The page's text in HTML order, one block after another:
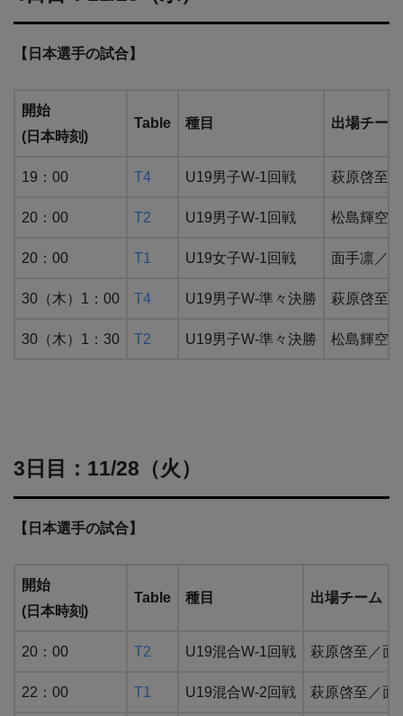
【日本選手の試合】
開始
(日本時刻)
Table 種目 出場チー
19：00 T4 U19男子W-1回戦 萩原啓至
20：00 T2 U19男子W-1回戦 松島輝空
20：00 T1 U19女子W-1回戦 面手凛／
30（木）1：00 T4 U19男子W-準々決勝 萩原啓至
30（木）1：30 T2 U19男子W-準々決勝 松島輝空
3日目：11/28（火）
【日本選手の試合】
開始
(日本時刻)
Table 種目 出場チーム・
20：00 T2 U19混合W-1回戦 萩原啓至／
22：00 T1 U19混合W-2回戦 萩原啓至／